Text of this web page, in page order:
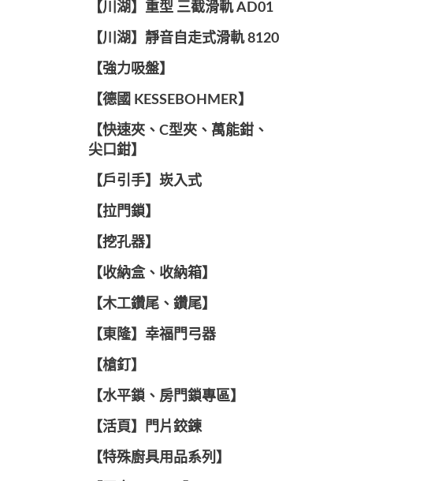
【川湖】重型 三截滑軌 AD01
【川湖】靜音自走式滑軌 8120
【強力吸盤】
【德國 KESSEBOHMER】
【快速夾、C型夾、萬能鉗、
尖口鉗】
【戶引手】崁入式
【拉門鎖】
【挖孔器】
【收納盒、收納箱】
【木工鑽尾、鑽尾】
【東隆】幸福門弓器
【槍釘】
【水平鎖、房門鎖專區】
【活頁】門片鉸鍊
【特殊廚具用品系列】